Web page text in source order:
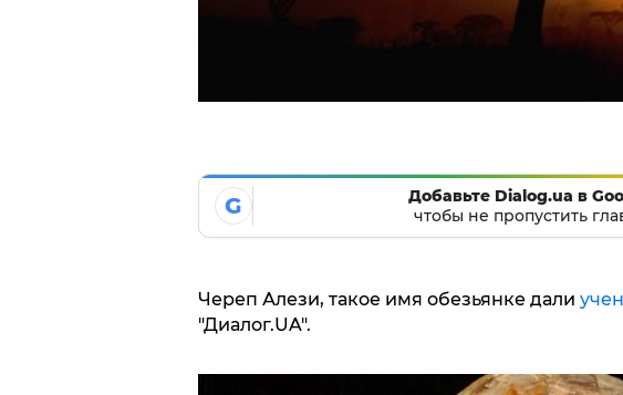
G
Добавьте Dialog.ua в
чтобы не пропустить
Череп Алези, такое имя обезьянке дали
"Диалог.UA".